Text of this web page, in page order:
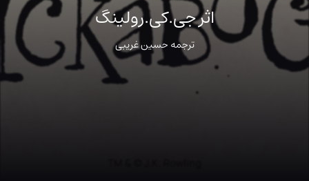
اثر جی.کی.رولینگ
ترجمه حسین غریبی